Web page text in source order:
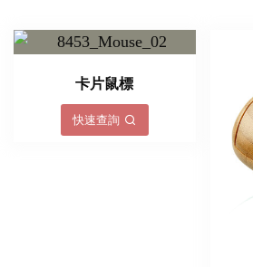
卡片鼠標
快速查詢